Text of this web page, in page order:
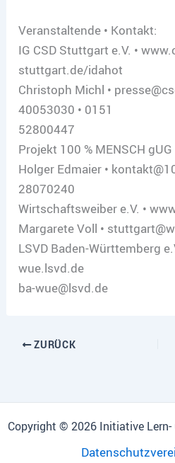
Veranstaltende • Kontakt:
IG CSD Stuttgart e.V. •
stuttgart.de/idahot
Christoph Michl •
40053030 • 0151
52800447
Projekt 100 % MENSCH
Holger Edmaier •
28070240
Wirtschaftsweiber e.V. •
Margarete Voll •
LSVD Baden-Württemberg
wue.lsvd.de
ba-wue@lsvd.de
ZURÜCK
Copyright © 2026 Initiative Lern-